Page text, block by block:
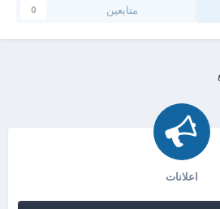
متابعين 0
اعلانات